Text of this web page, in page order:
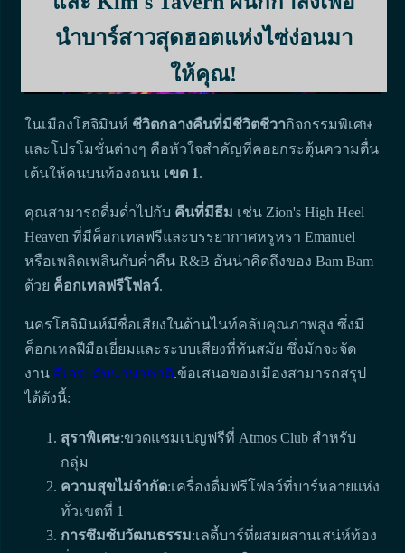
ในเมืองโฮจิมินห์ ชีวิตกลางคืนที่มีชีวิตชีวากิจกรรมพิเศษ
และโปรโมชั่นต่างๆ คือหัวใจสำคัญที่คอยกระตุ้นความตื่น
เต้นให้คนบนท้องถนน เขต 1.
คุณสามารถดื่มด่ำไปกับ คืนที่มีธีม เช่น Zion's High Heel
Heaven ที่มีค็อกเทลฟรีและบรรยากาศหรูหรา Emanuel
หรือเพลิดเพลินกับค่ำคืน R&B อันน่าคิดถึงของ Bam Bam
ด้วย ค็อกเทลฟรีโฟลว์.
นครโฮจิมินห์มีชื่อเสียงในด้านไนท์คลับคุณภาพสูง ซึ่งมี
ค็อกเทลฝีมือเยี่ยมและระบบเสียงที่ทันสมัย ซึ่งมักจะจัด
งาน ดีเจระดับนานาชาติ.ข้อเสนอของเมืองสามารถสรุป
ได้ดังนี้:
สุราพิเศษ:ขวดแชมเปญฟรีที่ Atmos Club สำหรับ
กลุ่ม
ความสุขไม่จำกัด:เครื่องดื่มฟรีโฟลว์ที่บาร์หลายแห่ง
ทั่วเขตที่ 1
การซึมซับวัฒนธรรม:เลดี้บาร์ที่ผสมผสานเสน่ห์ท้อง
นำบาร์สาวสุดฮอตแห่งไซ่ง่อนมา
ให้คุณ!